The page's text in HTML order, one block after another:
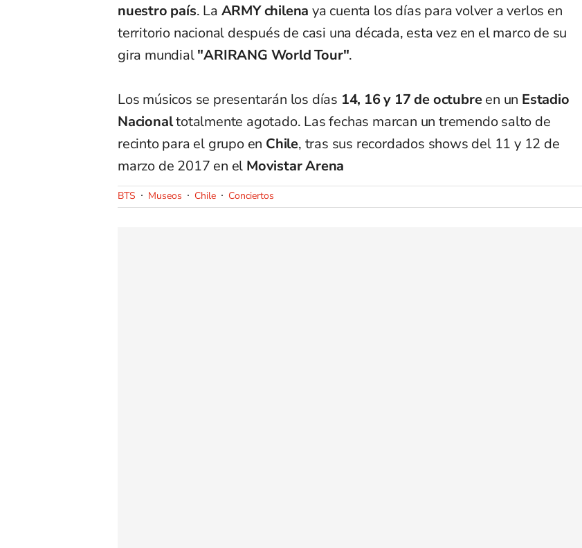
nuestro país. La ARMY chilena ya cuenta los días para volver a verlos en
territorio nacional después de casi una década, esta vez en el marco de su
gira mundial"ARIRANG World Tour".
Los músicos se presentarán los días 14, 16 y 17 de octubreen un Estadio
Nacionaltotalmente agotado. Las fechas marcan un tremendo salto de
recinto para el grupo en Chile, tras sus recordados shows del 11 y 12 de
marzo de 2017 en el Movistar Arena
BTS Museos Chile Conciertos